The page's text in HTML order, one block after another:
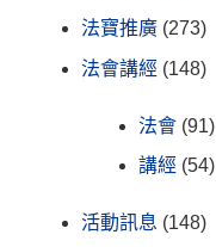
法寶推廣 (273)
法會講經 (148)
法會 (91)
講經 (54)
活動訊息 (148)